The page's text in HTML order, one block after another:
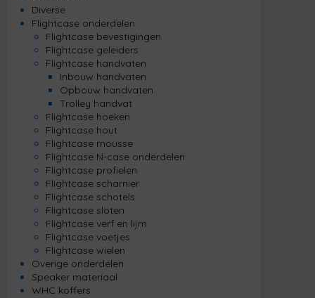
Diverse
Flightcase onderdelen
Flightcase bevestigingen
Flightcase geleiders
Flightcase handvaten
Inbouw handvaten
Opbouw handvaten
Trolley handvat
Flightcase hoeken
Flightcase hout
Flightcase mousse
Flightcase N-case onderdelen
Flightcase profielen
Flightcase scharnier
Flightcase schotels
Flightcase sloten
Flightcase verf en lijm
Flightcase voetjes
Flightcase wielen
Overige onderdelen
Speaker materiaal
WHC koffers